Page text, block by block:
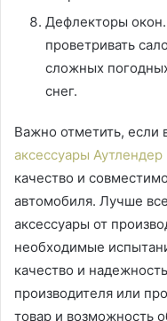
Дефлекторы
проветривать
сложных
снег.
Важно отметить, если
аксессуары Аутлендер
качество и
автомобиля. Лучше
аксессуары от
необходимые
качество и
производителя или
товар и возможность